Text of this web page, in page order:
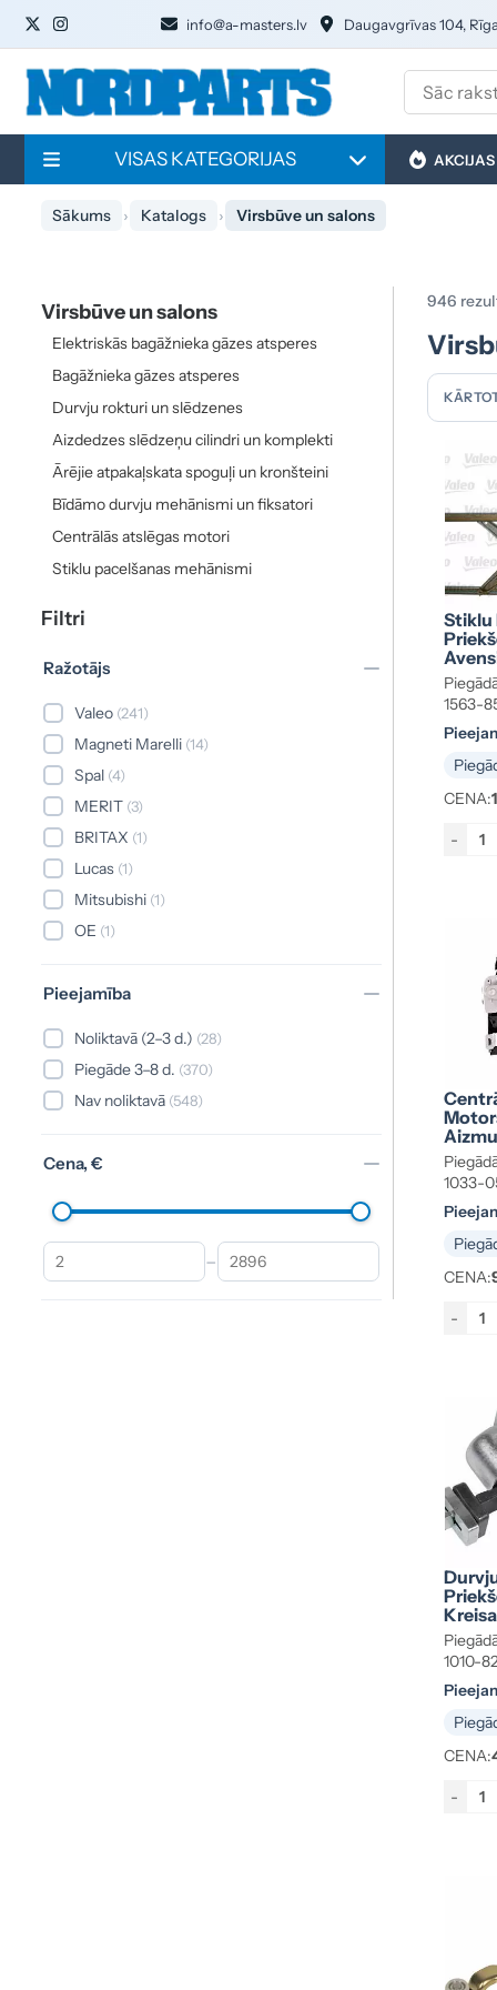
info@a-masters.lv Daugavgrīvas 104, Rīga
VISAS KATEGORIJAS AKCIJAS
Sākums Katalogs Virsbūve un salons
Virsbūve un salons
Elektriskās bagāžnieka gāzes atsperes
Bagāžnieka gāzes atsperes
Durvju rokturi un slēdzenes
Aizdedzes slēdzeņu cilindri un komplekti
Ārējie atpakaļskata spoguļi un kronšteini
Bīdāmo durvju mehānismi un fiksatori
Centrālās atslēgas motori
Stiklu pacelšanas mehānismi
Filtri
Ražotājs
Valeo (241)
Magneti Marelli (14)
Spal (4)
MERIT (3)
BRITAX (1)
Lucas (1)
Mitsubishi (1)
OE (1)
Pieejamība
Noliktavā (2–3 d.) (28)
Piegāde 3–8 d. (370)
Nav noliktavā (548)
Cena, €
–
946
Stiklu
1563-
CENA:
-
1033-
CENA:
-
AB
1010-
CENA:
-